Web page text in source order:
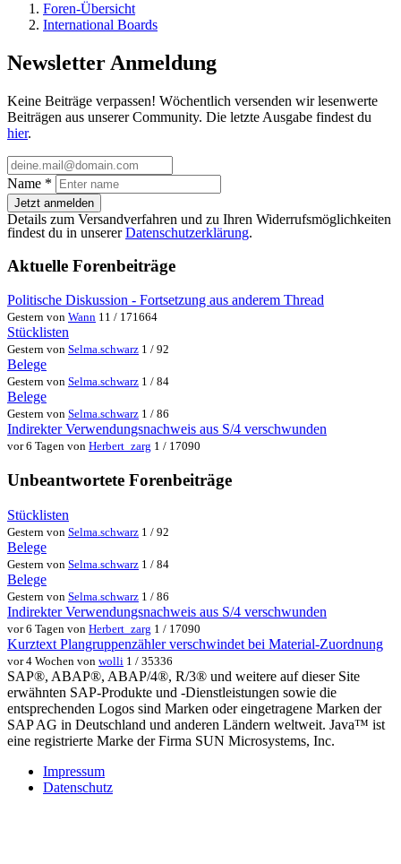
Foren-Übersicht
International Boards
Newsletter Anmeldung
Keine Beiträge verpassen! Wöchentlich versenden wir lesenwerte
Beiträgen aus unserer Community. Die letzte Ausgabe findest du
hier.
Name *
Jetzt anmelden
Details zum Versandverfahren und zu Ihren Widerrufsmöglichkeiten
findest du in unsererDatenschutzerklärung.
Aktuelle Forenbeiträge
Politische Diskussion - Fortsetzung aus anderem Thread
Gestern von Wann 11 / 171664
Stücklisten
Gestern von Selma.schwarz 1 / 92
Belege
Gestern von Selma.schwarz 1 / 84
Belege
Gestern von Selma.schwarz 1 / 86
Indirekter Verwendungsnachweis aus S/4 verschwunden
vor 6 Tagen von Herbert_zarg 1 / 17090
Unbeantwortete Forenbeiträge
Stücklisten
Gestern von Selma.schwarz 1 / 92
Belege
Gestern von Selma.schwarz 1 / 84
Belege
Gestern von Selma.schwarz 1 / 86
Indirekter Verwendungsnachweis aus S/4 verschwunden
vor 6 Tagen von Herbert_zarg 1 / 17090
Kurztext Plangruppenzähler verschwindet bei Material-Zuordnung
vor 4 Wochen von wolli 1 / 35336
SAP®, ABAP®, ABAP/4®, R/3® und weitere auf dieser Site
erwähnten SAP-Produkte und -Dienstleistungen sowie die
entsprechenden Logos sind Marken oder eingetragene Marken der
SAP AG in Deutschland und anderen Ländern weltweit. Java™ ist
eine registrierte Marke der Firma SUN Microsystems, Inc.
Impressum
Datenschutz